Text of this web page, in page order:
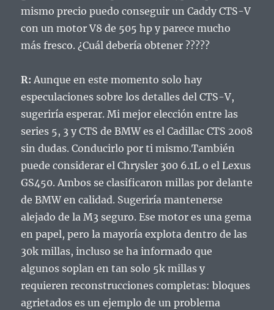
mismo precio puedo conseguir un Caddy CTS-V
con un motor V8 de 505 hp y parece mucho
más fresco. ¿Cuál debería obtener ?????
R: Aunque en este momento solo hay
especulaciones sobre los detalles del CTS-V,
sugeriría esperar. Mi mejor elección entre las
series 5, 3 y CTS de BMW es el Cadillac CTS 2008
sin dudas. Conducirlo por ti mismo.También
puede considerar el Chrysler 300 6.1L o el Lexus
GS450. Ambos se clasificaron millas por delante
de BMW en calidad. Sugeriría mantenerse
alejado de la M3 seguro. Ese motor es una gema
en papel, pero la mayoría explota dentro de las
30k millas, incluso se ha informado que
algunos soplan en tan solo 5k millas y
requieren reconstrucciones completas: bloques
agrietados es un ejemplo de un problema